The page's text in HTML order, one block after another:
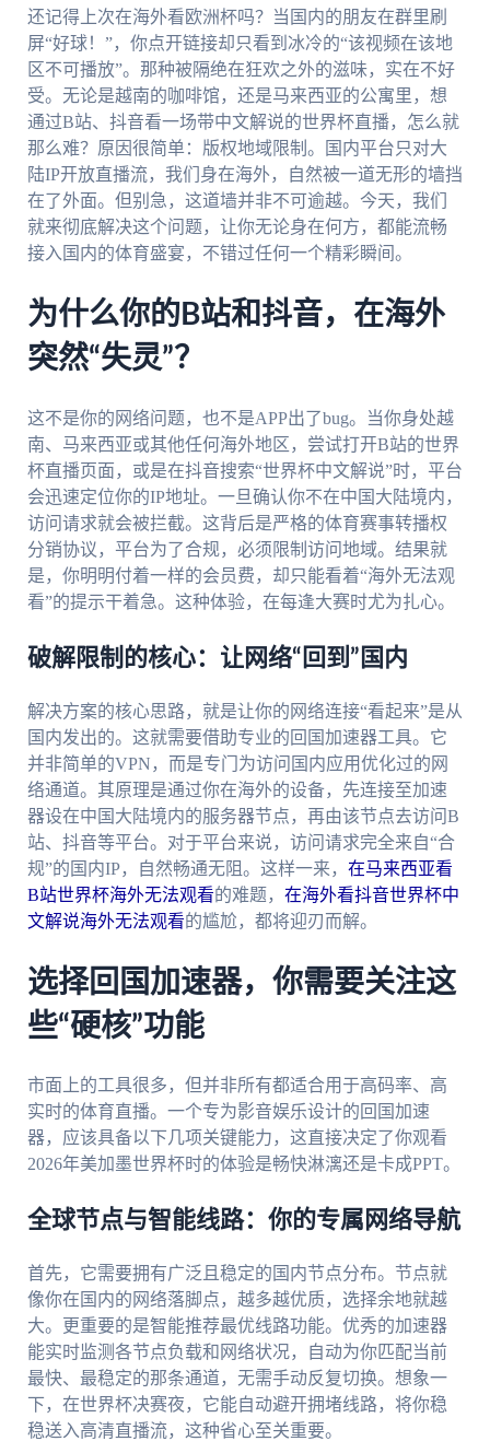
还记得上次在海外看欧洲杯吗？当国内的朋友在群里刷
屏“好球！”，你点开链接却只看到冰冷的“该视频在该地
区不可播放”。那种被隔绝在狂欢之外的滋味，实在不好
受。无论是越南的咖啡馆，还是马来西亚的公寓里，想
通过B站、抖音看一场带中文解说的世界杯直播，怎么就
那么难？原因很简单：版权地域限制。国内平台只对大
陆IP开放直播流，我们身在海外，自然被一道无形的墙挡
在了外面。但别急，这道墙并非不可逾越。今天，我们
就来彻底解决这个问题，让你无论身在何方，都能流畅
接入国内的体育盛宴，不错过任何一个精彩瞬间。
为什么你的B站和抖音，在海外
突然“失灵”？
这不是你的网络问题，也不是APP出了bug。当你身处越
南、马来西亚或其他任何海外地区，尝试打开B站的世界
杯直播页面，或是在抖音搜索“世界杯中文解说”时，平台
会迅速定位你的IP地址。一旦确认你不在中国大陆境内，
访问请求就会被拦截。这背后是严格的体育赛事转播权
分销协议，平台为了合规，必须限制访问地域。结果就
是，你明明付着一样的会员费，却只能看着“海外无法观
看”的提示干着急。这种体验，在每逢大赛时尤为扎心。
破解限制的核心：让网络“回到”国内
解决方案的核心思路，就是让你的网络连接“看起来”是从
国内发出的。这就需要借助专业的回国加速器工具。它
并非简单的VPN，而是专门为访问国内应用优化过的网
络通道。其原理是通过你在海外的设备，先连接至加速
器设在中国大陆境内的服务器节点，再由该节点去访问B
站、抖音等平台。对于平台来说，访问请求完全来自“合
规”的国内IP，自然畅通无阻。这样一来， 在马来西亚看
B站世界杯海外无法观看的难题， 在海外看抖音世界杯中
文解说海外无法观看的尴尬，都将迎刃而解。
选择回国加速器，你需要关注这
些“硬核”功能
市面上的工具很多，但并非所有都适合用于高码率、高
实时的体育直播。一个专为影音娱乐设计的回国加速
器，应该具备以下几项关键能力，这直接决定了你观看
2026年美加墨世界杯时的体验是畅快淋漓还是卡成PPT。
全球节点与智能线路：你的专属网络导航
首先，它需要拥有广泛且稳定的国内节点分布。节点就
像你在国内的网络落脚点，越多越优质，选择余地就越
大。更重要的是智能推荐最优线路功能。优秀的加速器
能实时监测各节点负载和网络状况，自动为你匹配当前
最快、最稳定的那条通道，无需手动反复切换。想象一
下，在世界杯决赛夜，它能自动避开拥堵线路，将你稳
稳送入高清直播流，这种省心至关重要。